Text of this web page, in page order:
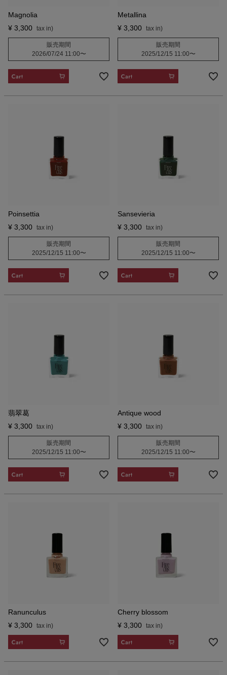
Magnolia
¥ 3,300
販売期間
2026/07/24 11:00〜
Metallina
¥ 3,300
販売期間
2025/12/15 11:00〜
Poinsettia
¥ 3,300
販売期間
2025/12/15 11:00〜
Sansevieria
¥ 3,300
販売期間
2025/12/15 11:00〜
翡翠葛
¥ 3,300
販売期間
2025/12/15 11:00〜
Antique wood
¥ 3,300
販売期間
2025/12/15 11:00〜
Ranunculus
¥ 3,300
Cherry blossom
¥ 3,300